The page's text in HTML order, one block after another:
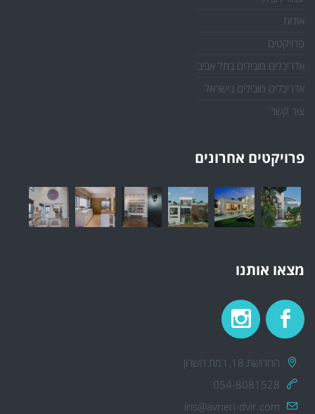
אודות
פרויקטים
אדריכלים מובילים בתל אביב
אדריכלים מובילים בישראל
צור קשר
פרויקטים אחרונים
מצאו אותנו
החרושת 18, רמת השרון
054-8081528
iris@avneri-dvir.com